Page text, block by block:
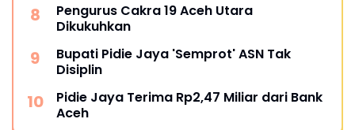
Pengurus Cakra 19 Aceh Utara
Dikukuhkan
Bupati Pidie Jaya 'Semprot' ASN Tak
Disiplin
Pidie Jaya Terima Rp2,47 Miliar dari Bank
Aceh